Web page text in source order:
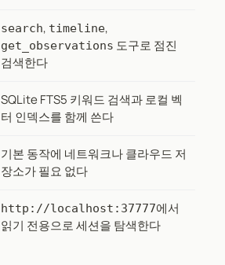
search, timeline,
get_observations 도구로 점진
검색한다
SQLite FTS5 키워드 검색과 로컬 벡
터 인덱스를 함께 쓴다
기본 동작에 네트워크나 클라우드 저
장소가 필요 없다
http://localhost:37777에서
읽기 전용으로 세션을 탐색한다